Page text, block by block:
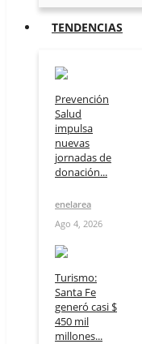
TENDENCIAS
Prevención
Salud
impulsa
nuevas
jornadas de
donación...
enelarea
Ago 4, 2026
Turismo:
Santa Fe
generó casi $
450 mil
millones...